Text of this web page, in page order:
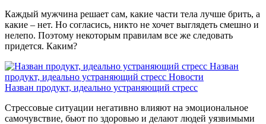
Каждый мужчина решает сам, какие части тела лучше брить, а
какие – нет. Но согласись, никто не хочет выглядеть смешно и
нелепо. Поэтому некоторым правилам все же следовать
придется. Каким?
Назван
продукт, идеально устраняющий стресс Новости
Назван продукт, идеально устраняющий стресс
Стрессовые ситуации негативно влияют на эмоциональное
самочувствие, бьют по здоровью и делают людей уязвимыми